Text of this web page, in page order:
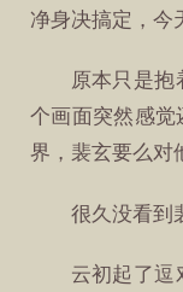
净身决搞定，今
原本只是
个画面突然感
界，裴玄要么对
很久没看到
云初起了逗